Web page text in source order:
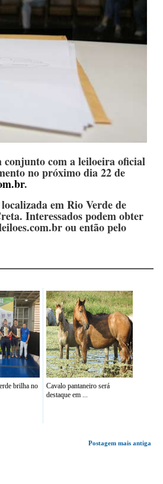
conjunto com a leiloeira oficial
no próximo dia 22 de
.
em Rio Verde de
Interessados podem obter
ou então pelo
brilha no
Cavalo pantaneiro será
destaque em ...
Postagem mais antiga